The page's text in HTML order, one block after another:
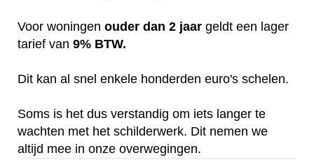
Voor woningen ouder dan 2 jaar geldt een lager
tarief van 9% BTW.
Dit kan al snel enkele honderden euro's schelen.
Soms is het dus verstandig om iets langer te
wachten met het schilderwerk. Dit nemen we
altijd mee in onze overwegingen.